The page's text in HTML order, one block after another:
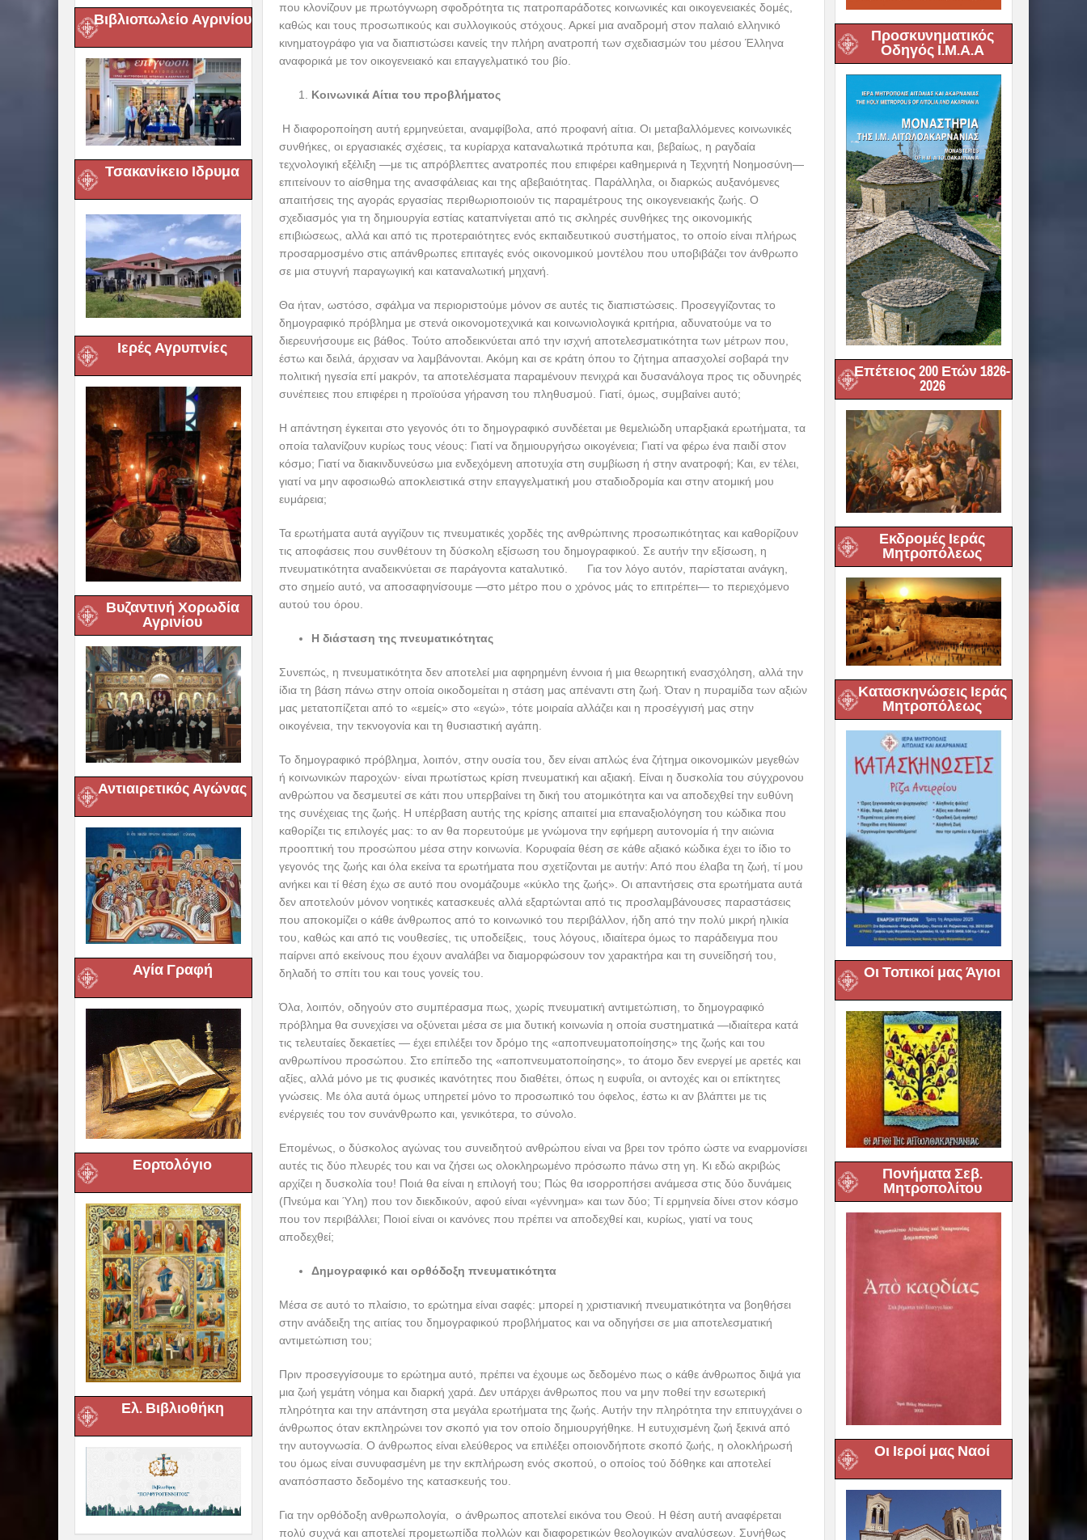
Βιβλιοπωλείο Αγρινίου
Τσακανίκειο Ιδρυμα
Ιερές Αγρυπνίες
Βυζαντινή Χορωδία
Αγρινίου
Αντιαιρετικός Αγώνας
Αγία Γραφή
Εορτολόγιο
Ελ. Βιβλιοθήκη
που κλονίζουν με πρωτόγνωρη σφοδρότητα τις πατροπαράδοτες κοινωνικές και οικογενειακές δομές,
καθώς και τους προσωπικούς και συλλογικούς στόχους. Αρκεί μια αναδρομή στον παλαιό ελληνικό
κινηματογράφο για να διαπιστώσει κανείς την πλήρη ανατροπή των σχεδιασμών του μέσου Έλληνα
αναφορικά με τον οικογενειακό και επαγγελματικό του βίο.
Κοινωνικά Αίτια του προβλήματος
Η διαφοροποίηση αυτή ερμηνεύεται, αναμφίβολα, από προφανή αίτια. Οι μεταβαλλόμενες κοινωνικές
συνθήκες, οι εργασιακές σχέσεις, τα κυρίαρχα καταναλωτικά πρότυπα και, βεβαίως, η ραγδαία
τεχνολογική εξέλιξη —με τις απρόβλεπτες ανατροπές που επιφέρει καθημερινά η Τεχνητή Νοημοσύνη—
επιτείνουν το αίσθημα της ανασφάλειας και της αβεβαιότητας. Παράλληλα, οι διαρκώς αυξανόμενες
απαιτήσεις της αγοράς εργασίας περιθωριοποιούν τις παραμέτρους της οικογενειακής ζωής. Ο
σχεδιασμός για τη δημιουργία εστίας καταπνίγεται από τις σκληρές συνθήκες της οικονομικής
επιβιώσεως, αλλά και από τις προτεραιότητες ενός εκπαιδευτικού συστήματος, το οποίο είναι πλήρως
προσαρμοσμένο στις απάνθρωπες επιταγές ενός οικονομικού μοντέλου που υποβιβάζει τον άνθρωπο
σε μια στυγνή παραγωγική και καταναλωτική μηχανή.
Θα ήταν, ωστόσο, σφάλμα να περιοριστούμε μόνον σε αυτές τις διαπιστώσεις. Προσεγγίζοντας το
δημογραφικό πρόβλημα με στενά οικονομοτεχνικά και κοινωνιολογικά κριτήρια, αδυνατούμε να το
διερευνήσουμε εις βάθος. Τούτο αποδεικνύεται από την ισχνή αποτελεσματικότητα των μέτρων που,
έστω και δειλά, άρχισαν να λαμβάνονται. Ακόμη και σε κράτη όπου το ζήτημα απασχολεί σοβαρά την
πολιτική ηγεσία επί μακρόν, τα αποτελέσματα παραμένουν πενιχρά και δυσανάλογα προς τις οδυνηρές
συνέπειες που επιφέρει η προϊούσα γήρανση του πληθυσμού. Γιατί, όμως, συμβαίνει αυτό;
Η απάντηση έγκειται στο γεγονός ότι το δημογραφικό συνδέεται με θεμελιώδη υπαρξιακά ερωτήματα, τα
οποία ταλανίζουν κυρίως τους νέους: Γιατί να δημιουργήσω οικογένεια; Γιατί να φέρω ένα παιδί στον
κόσμο; Γιατί να διακινδυνεύσω μια ενδεχόμενη αποτυχία στη συμβίωση ή στην ανατροφή; Και, εν τέλει,
γιατί να μην αφοσιωθώ αποκλειστικά στην επαγγελματική μου σταδιοδρομία και στην ατομική μου
ευμάρεια;
Τα ερωτήματα αυτά αγγίζουν τις πνευματικές χορδές της ανθρώπινης προσωπικότητας και καθορίζουν
τις αποφάσεις που συνθέτουν τη δύσκολη εξίσωση του δημογραφικού. Σε αυτήν την εξίσωση, η
πνευματικότητα αναδεικνύεται σε παράγοντα καταλυτικό. Για τον λόγο αυτόν, παρίσταται ανάγκη,
στο σημείο αυτό, να αποσαφηνίσουμε —στο μέτρο που ο χρόνος μάς το επιτρέπει— το περιεχόμενο
αυτού του όρου.
Η διάσταση της πνευματικότητας
Συνεπώς, η πνευματικότητα δεν αποτελεί μια αφηρημένη έννοια ή μια θεωρητική ενασχόληση, αλλά την
ίδια τη βάση πάνω στην οποία οικοδομείται η στάση μας απέναντι στη ζωή. Όταν η πυραμίδα των αξιών
μας μετατοπίζεται από το «εμείς» στο «εγώ», τότε μοιραία αλλάζει και η προσέγγισή μας στην
οικογένεια, την τεκνογονία και τη θυσιαστική αγάπη.
Το δημογραφικό πρόβλημα, λοιπόν, στην ουσία του, δεν είναι απλώς ένα ζήτημα οικονομικών μεγεθών
ή κοινωνικών παροχών· είναι πρωτίστως κρίση πνευματική και αξιακή. Είναι η δυσκολία του σύγχρονου
ανθρώπου να δεσμευτεί σε κάτι που υπερβαίνει τη δική του ατομικότητα και να αποδεχθεί την ευθύνη
της συνέχειας της ζωής. Η υπέρβαση αυτής της κρίσης απαιτεί μια επαναξιολόγηση του κώδικα που
καθορίζει τις επιλογές μας: το αν θα πορευτούμε με γνώμονα την εφήμερη αυτονομία ή την αιώνια
προοπτική του προσώπου μέσα στην κοινωνία. Κορυφαία θέση σε κάθε αξιακό κώδικα έχει το ίδιο το
γεγονός της ζωής και όλα εκείνα τα ερωτήματα που σχετίζονται με αυτήν: Από που έλαβα τη ζωή, τί μου
ανήκει και τί θέση έχω σε αυτό που ονομάζουμε «κύκλο της ζωής». Οι απαντήσεις στα ερωτήματα αυτά
δεν αποτελούν μόνον νοητικές κατασκευές αλλά εξαρτώνται από τις προσλαμβάνουσες παραστάσεις
που αποκομίζει ο κάθε άνθρωπος από το κοινωνικό του περιβάλλον, ήδη από την πολύ μικρή ηλικία
του, καθώς και από τις νουθεσίες, τις υποδείξεις, τους λόγους, ιδιαίτερα όμως το παράδειγμα που
παίρνει από εκείνους που έχουν αναλάβει να διαμορφώσουν τον χαρακτήρα και τη συνείδησή του,
δηλαδή το σπίτι του και τους γονείς του.
Όλα, λοιπόν, οδηγούν στο συμπέρασμα πως, χωρίς πνευματική αντιμετώπιση, το δημογραφικό
πρόβλημα θα συνεχίσει να οξύνεται μέσα σε μια δυτική κοινωνία η οποία συστηματικά —ιδιαίτερα κατά
τις τελευταίες δεκαετίες — έχει επιλέξει τον δρόμο της «αποπνευματοποίησης» της ζωής και του
ανθρωπίνου προσώπου. Στο επίπεδο της «αποπνευματοποίησης», το άτομο δεν ενεργεί με αρετές και
αξίες, αλλά μόνο με τις φυσικές ικανότητες που διαθέτει, όπως η ευφυΐα, οι αντοχές και οι επίκτητες
γνώσεις. Με όλα αυτά όμως υπηρετεί μόνο το προσωπικό του όφελος, έστω κι αν βλάπτει με τις
ενέργειές του τον συνάνθρωπο και, γενικότερα, το σύνολο.
Επομένως, ο δύσκολος αγώνας του συνειδητού ανθρώπου είναι να βρει τον τρόπο ώστε να εναρμονίσει
αυτές τις δύο πλευρές του και να ζήσει ως ολοκληρωμένο πρόσωπο πάνω στη γη. Κι εδώ ακριβώς
αρχίζει η δυσκολία του! Ποιά θα είναι η επιλογή του; Πώς θα ισορροπήσει ανάμεσα στις δύο δυνάμεις
(Πνεύμα και Ύλη) που τον διεκδικούν, αφού είναι «γέννημα» και των δύο; Τί ερμηνεία δίνει στον κόσμο
που τον περιβάλλει; Ποιοί είναι οι κανόνες που πρέπει να αποδεχθεί και, κυρίως, γιατί να τους
αποδεχθεί;
Δημογραφικό και ορθόδοξη πνευματικότητα
Μέσα σε αυτό το πλαίσιο, το ερώτημα είναι σαφές: μπορεί η χριστιανική πνευματικότητα να βοηθήσει
στην ανάδειξη της αιτίας του δημογραφικού προβλήματος και να οδηγήσει σε μια αποτελεσματική
αντιμετώπιση του;
Πριν προσεγγίσουμε το ερώτημα αυτό, πρέπει να έχουμε ως δεδομένο πως ο κάθε άνθρωπος διψά για
μια ζωή γεμάτη νόημα και διαρκή χαρά. Δεν υπάρχει άνθρωπος που να μην ποθεί την εσωτερική
πληρότητα και την απάντηση στα μεγάλα ερωτήματα της ζωής. Αυτήν την πληρότητα την επιτυγχάνει ο
άνθρωπος όταν εκπληρώνει τον σκοπό για τον οποίο δημιουργήθηκε. Η ευτυχισμένη ζωή ξεκινά από
την αυτογνωσία. Ο άνθρωπος είναι ελεύθερος να επιλέξει οποιονδήποτε σκοπό ζωής, η ολοκλήρωσή
του όμως είναι συνυφασμένη με την εκπλήρωση ενός σκοπού, ο οποίος τού δόθηκε και αποτελεί
αναπόσπαστο δεδομένο της κατασκευής του.
Για την ορθόδοξη ανθρωπολογία, ο άνθρωπος αποτελεί εικόνα του Θεού. Η θέση αυτή αναφέρεται
πολύ συχνά και αποτελεί προμετωπίδα πολλών και διαφορετικών θεολογικών αναλύσεων. Συνήθως
Προσκυνηματικός
Οδηγός Ι.Μ.Α.Α
Επέτειος 200 Ετών 1826-
2026
Εκδρομές Ιεράς
Μητροπόλεως
Κατασκηνώσεις Ιεράς
Μητροπόλεως
Οι Τοπικοί μας Άγιοι
Πονήματα Σεβ.
Μητροπολίτου
Οι Ιεροί μας Ναοί